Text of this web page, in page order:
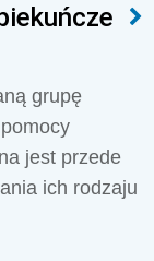
grupę
jest przede
ich rodzaju